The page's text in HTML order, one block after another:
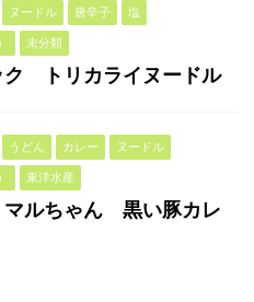
ヌードル 唐辛子
塩
未分類
ク トリカライヌードル
うどん カレー
ヌードル
東洋水産
ルちゃん 黒い豚カレ